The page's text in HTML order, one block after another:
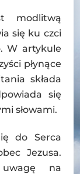
modlitwą
się ku czci
W artykule
płynące
składa
się
słowami.
do Serca
Jezusa.
na